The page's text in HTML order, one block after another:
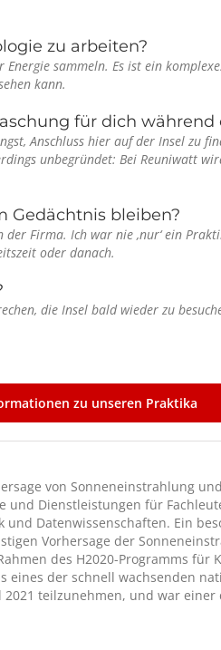
zu arbeiten?
sammeln. Es ist ein
kann.
für dich während
Anschluss hier auf der Insel zu
unbegründet: Bei Reuniwatt
Gedächtnis bleiben?
Firma. Ich war nie ‚nur‘ ein
oder danach.
die Insel bald wieder zu
zu unseren Praktika
von Sonneneinstrahlung
Dienstleistungen für
Datenwissenschaften. Ein
Vorhersage der
des H2020-Programms für
der schnell wachsenden
teilzunehmen, und war einer